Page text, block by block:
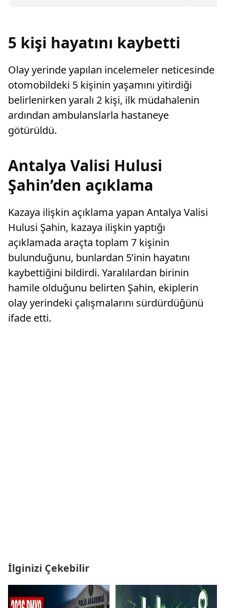
5 kişi hayatını kaybetti
Olay yerinde yapılan incelemeler neticesinde
otomobildeki 5 kişinin yaşamını yitirdiği
belirlenirken yaralı 2 kişi, ilk müdahalenin
ardından ambulanslarla hastaneye
götürüldü.
Antalya Valisi Hulusi
Şahin’den açıklama
Kazaya ilişkin açıklama yapan Antalya Valisi
Hulusi Şahin, kazaya ilişkin yaptığı
açıklamada araçta toplam 7 kişinin
bulunduğunu, bunlardan 5’inin hayatını
kaybettiğini bildirdi. Yaralılardan birinin
hamile olduğunu belirten Şahin, ekiplerin
olay yerindeki çalışmalarını sürdürdüğünü
ifade etti.
İlginizi Çekebilir